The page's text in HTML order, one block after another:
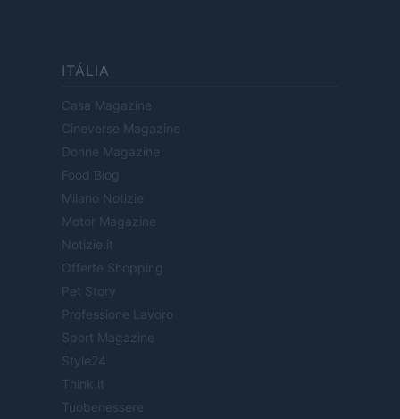
ITÁLIA
Casa Magazine
Cineverse Magazine
Donne Magazine
Food Blog
Milano Notizie
Motor Magazine
Notizie.it
Offerte Shopping
Pet Story
Professione Lavoro
Sport Magazine
Style24
Think.it
Tuobenessere